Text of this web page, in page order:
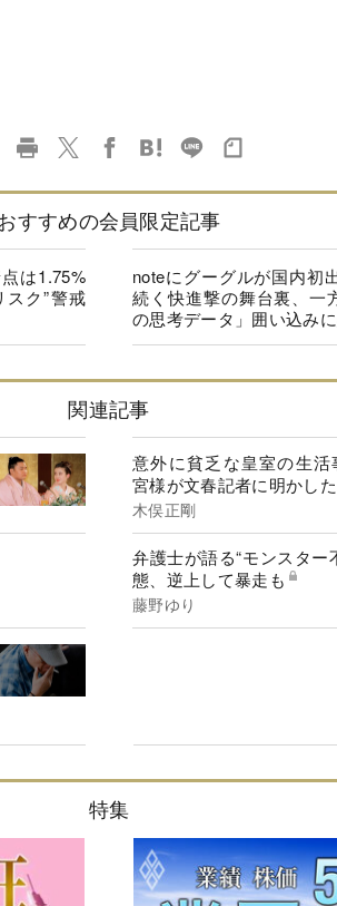
すすめの会員限定記事
は1.75%
ク”警戒
noteにグーグルが国内初
続く快進撃の舞台裏、一
の思考データ」囲い込み
関連記事
意外に貧乏な皇室の生活
宮様が文春記者に明かした
木俣正剛
弁護士が語る“モンスター
態、逆上して暴走も
藤野ゆり
特集